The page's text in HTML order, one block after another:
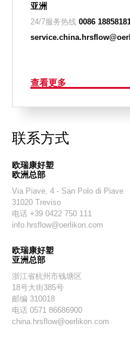
亚洲
24/7服务热线 0086
查看更多
联系方式
欧瑞康好塑
欧洲总部
Via Piave, 4 - San Polo di Piave
31020 Treviso
电话 +39 0422 750 111
info.hrsflow@oerlikon.com
欧瑞康好塑
亚洲总部
浙江省杭州市钱塘区
18号大街385号
邮编 310018
电话 0571 86686900
china.hrsflow@oerlikon.com